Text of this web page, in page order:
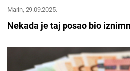
Marin, 29.09.2025.
Nekada je taj posao bio